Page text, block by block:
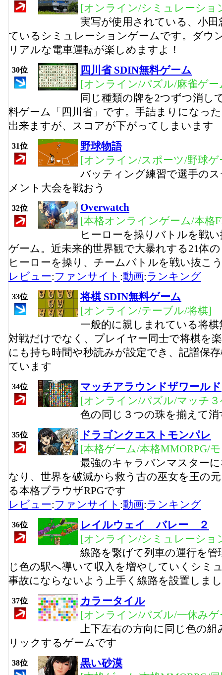
[オンライン/シミュレーショ
実写が使用されている、小
ているシミュレーションゲームです。ダウ
リアルな電車運転が楽しめますよ！
30位
四川省 SDIN無料ゲーム
[オンライン/パズル/麻雀ゲー
同じ種類の牌を2つずつ消し
料ゲーム「四川省」です。手詰まりになっ
出来ますが、スコアが下がってしまいます
31位
野球物語
[オンライン/スポーツ/野球ゲ
バッティング練習で選手の
メント大会を戦おう
32位
Overwatch
[本格オンラインゲーム/本格
ヒーローを操りバトルを戦
ゲーム。近未来的世界観で大暴れする21体
ヒーローを操り、チームバトルを戦い抜こ
レビュー:ファンサイト :動画:ランキング
33位
将棋 SDIN無料ゲーム
[オンライン/テーブル/将棋]
一般的に親しまれている将
対戦だけでなく、プレイヤー同士で将棋を
にも持ち時間や秒読みが設定でき、記譜保
ています
34位
マッチアラウンドザワールド
[オンライン/パズル/マッチ
色の同じ３つの珠を揃えて
35位
ドラゴンクエストモンパレ
[本格ゲーム/本格MMORPG/
最強のキャラバンマスター
なり、世界を破滅から救う古の巫女を王の
る本格ブラウザRPGです
レビュー:ファンサイト :動画:ランキング
36位
レイルウェイ バレー ２
[オンライン/シミュレーショ
線路を繋げて列車の運行を
じ色の駅へ導いて収入を増やしていくシミ
事故にならないよう上手く線路を設置しま
37位
カラータイル
[オンライン/パズル/一休み
上下左右の方向に同じ色の
リックするゲームです
38位
黒い砂漠